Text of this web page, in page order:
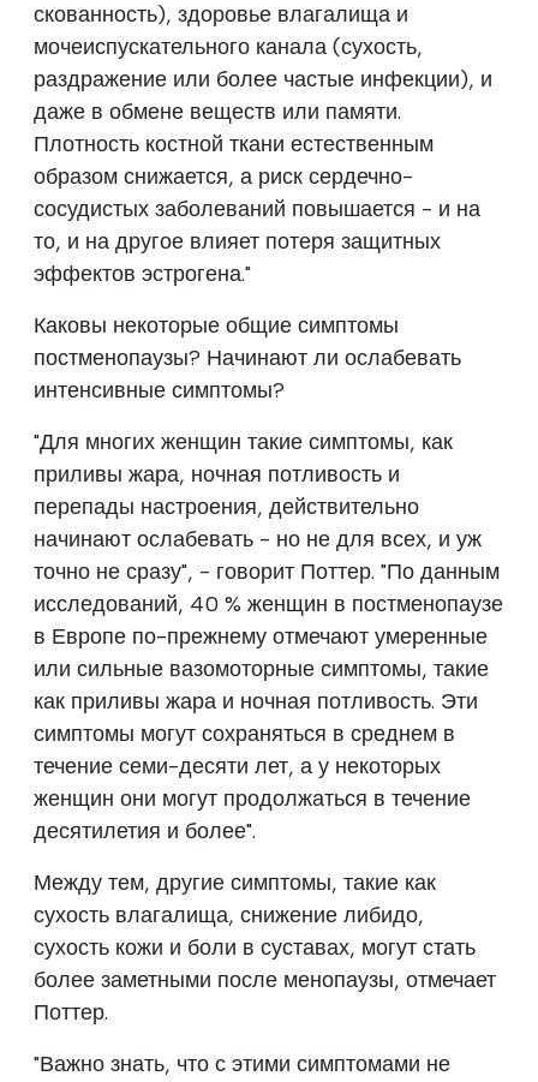
скованность), здоровье влагалища и
мочеиспускательного канала (сухость,
раздражение или более частые инфекции), и
даже в обмене веществ или памяти.
Плотность костной ткани естественным
образом снижается, а риск сердечно-
сосудистых заболеваний повышается - и на
то, и на другое влияет потеря защитных
эффектов эстрогена."
Каковы некоторые общие симптомы
постменопаузы? Начинают ли ослабевать
интенсивные симптомы?
"Для многих женщин такие симптомы, как
приливы жара, ночная потливость и
перепады настроения, действительно
начинают ослабевать - но не для всех, и уж
точно не сразу", - говорит Поттер. "По данным
исследований, 40 % женщин в постменопаузе
в Европе по-прежнему отмечают умеренные
или сильные вазомоторные симптомы, такие
как приливы жара и ночная потливость. Эти
симптомы могут сохраняться в среднем в
течение семи-десяти лет, а у некоторых
женщин они могут продолжаться в течение
десятилетия и более".
Между тем, другие симптомы, такие как
сухость влагалища, снижение либидо,
сухость кожи и боли в суставах, могут стать
более заметными после менопаузы, отмечает
Поттер.
"Важно знать, что с этими симптомами не